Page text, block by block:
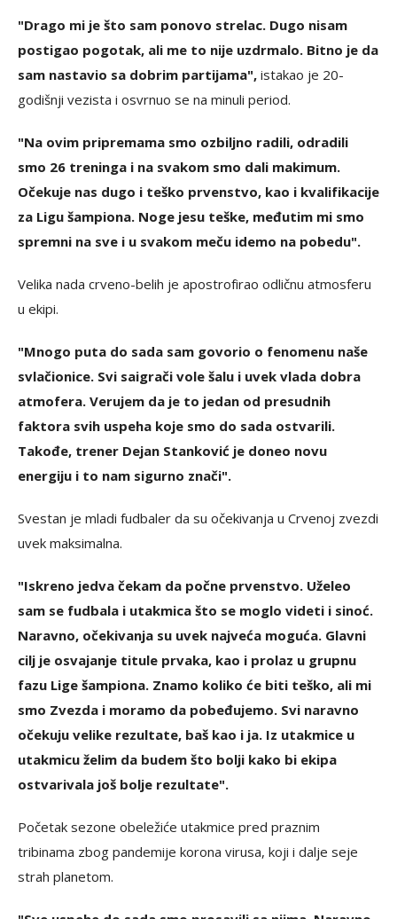
"Drago mi je što sam ponovo strelac. Dugo nisam
postigao pogotak, ali me to nije uzdrmalo. Bitno je da
sam nastavio sa dobrim partijama", istakao je 20-
godišnji vezista i osvrnuo se na minuli period.
"Na ovim pripremama smo ozbiljno radili, odradili
smo 26 treninga i na svakom smo dali makimum.
Očekuje nas dugo i teško prvenstvo, kao i kvalifikacije
za Ligu šampiona. Noge jesu teške, međutim mi smo
spremni na sve i u svakom meču idemo na pobedu".
Velika nada crveno-belih je apostrofirao odličnu atmosferu
u ekipi.
"Mnogo puta do sada sam govorio o fenomenu naše
svlačionice. Svi saigrači vole šalu i uvek vlada dobra
atmofera. Verujem da je to jedan od presudnih
faktora svih uspeha koje smo do sada ostvarili.
Takođe, trener Dejan Stanković je doneo novu
energiju i to nam sigurno znači".
Svestan je mladi fudbaler da su očekivanja u Crvenoj zvezdi
uvek maksimalna.
"Iskreno jedva čekam da počne prvenstvo. Uželeo
sam se fudbala i utakmica što se moglo videti i sinoć.
Naravno, očekivanja su uvek najveća moguća. Glavni
cilj je osvajanje titule prvaka, kao i prolaz u grupnu
fazu Lige šampiona. Znamo koliko će biti teško, ali mi
smo Zvezda i moramo da pobeđujemo. Svi naravno
očekuju velike rezultate, baš kao i ja. Iz utakmice u
utakmicu želim da budem što bolji kako bi ekipa
ostvarivala još bolje rezultate".
Početak sezone obeležiće utakmice pred praznim
tribinama zbog pandemije korona virusa, koji i dalje seje
strah planetom.